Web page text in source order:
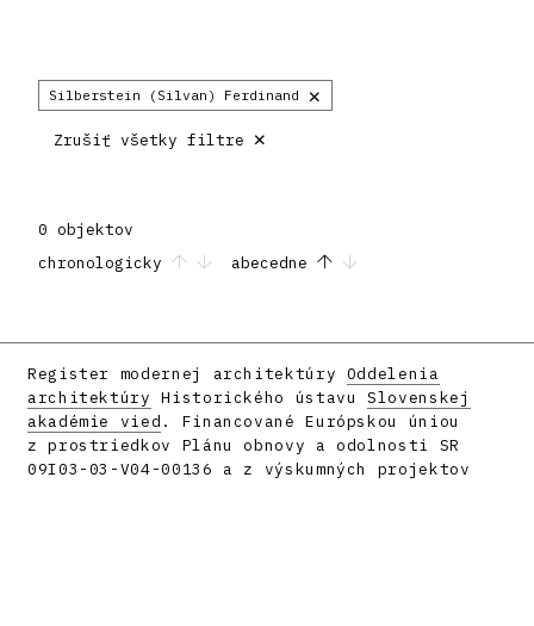
Silberstein (Silvan) Ferdinand ×
Zrušiť všetky filtre ×
0 objektov
chronologicky
abecedne
Register modernej architektúry Oddelenia
architektúry Historického ústavuSlovenskej
akadémie vied . Financované Európskou úniou
z prostriedkov Plánu obnovy a odolnosti SR
09I03-03-V04-00136 a z výskumných projektov